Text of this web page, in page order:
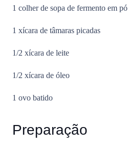
1 colher de sopa de fermento em pó
1 xícara de tâmaras picadas
1/2 xícara de leite
1/2 xícara de óleo
1 ovo batido
Preparação